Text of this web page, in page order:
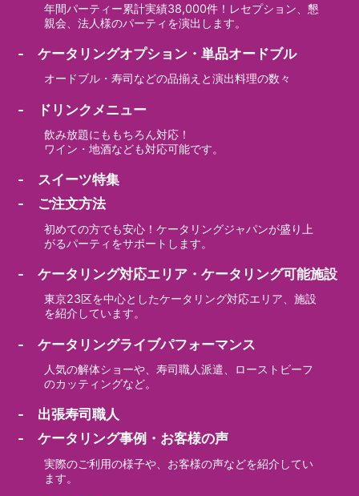
年間パーティー累計実績38,000件！レセプション、懇
親会、法人様のパーティを演出します。
- ケータリングオプション・単品オードブル
オードブル・寿司などの品揃えと演出料理の数々
- ドリンクメニュー
飲み放題にももちろん対応！
ワイン・地酒なども対応可能です。
- スイーツ特集
- ご注文方法
初めての方でも安心！ケータリングジャパンが盛り上
がるパーティをサポートします。
- ケータリング対応エリア・ケータリング可能施設
東京23区を中心としたケータリング対応エリア、施設
を紹介しています。
- ケータリングライブパフォーマンス
人気の解体ショーや、寿司職人派遣、ローストビーフ
のカッティングなど。
- 出張寿司職人
- ケータリング事例・お客様の声
実際のご利用の様子や、お客様の声などを紹介してい
ます。